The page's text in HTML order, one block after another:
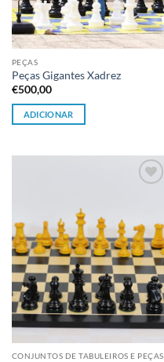
PEÇAS
Peças Gigantes Xadrez
€500,00
ADICIONAR
CONJUNTOS DE TABULEIROS E PEÇAS